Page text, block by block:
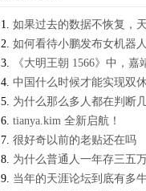
如果过去的数据不恢复，天涯就
如何看待小鹏发布女机器人，引发大量小红书女性
《大明王朝 1566》中，嘉靖为什么会轻易相信裕王献
中国什么时候才能实现双
为什么那么多人都在判断几年内就会
tianya.kim 全新启航！​​
很好奇以前的老贴还在吗
为什么普通人一年存三五
当年的天涯论坛到底有多牛